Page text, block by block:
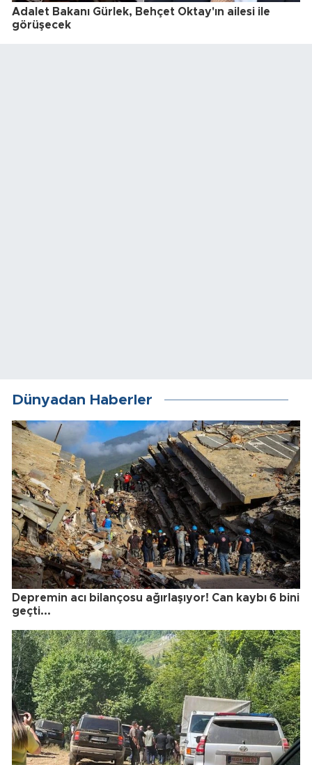
Adalet Bakanı Gürlek, Behçet Oktay'ın ailesi ile
görüşecek
Dünyadan Haberler
Depremin acı bilançosu ağırlaşıyor! Can kaybı 6 bini
geçti...